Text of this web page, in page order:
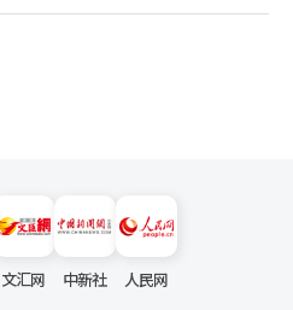
文汇网 中新社 人民网